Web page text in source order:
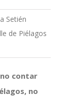
Setién
de Piélagos
no contar
no